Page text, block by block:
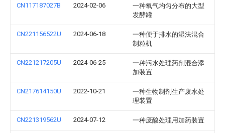
CN117187027B 2024-02-06
一种氧气均匀分布的大型
发酵罐
CN221156522U 2024-06-18
一种便于排水的湿法混合
制粒机
CN221217205U 2024-06-25
一种污水处理药剂混合添
加装置
CN217614150U 2022-10-21
一种生物制剂生产废水处
理装置
CN221319562U 2024-07-12 一种废酸处理用加药装置